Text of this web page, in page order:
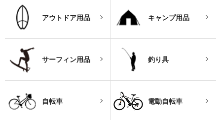
アウトドア用品 キャンプ用品
サーフィン用品 釣り具
自転車 電動自転車